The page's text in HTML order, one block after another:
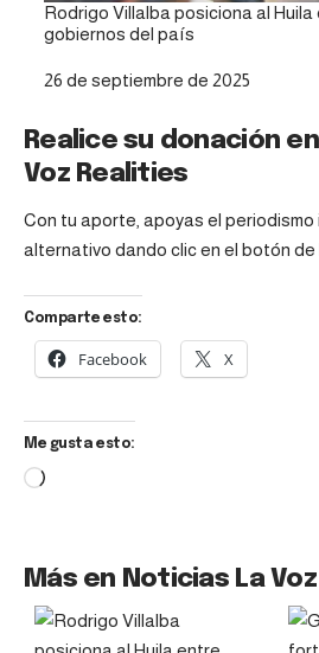
Rodrigo Villalba posiciona al
gobiernos del país
Fecha
26 de septiembre de 2025
Realice su donación
Voz Realities
Con tu aporte, apoyas el
alternativo dando clic en el botón de
Comparte esto:
Facebook X
Me gusta esto:
Más en Noticias La